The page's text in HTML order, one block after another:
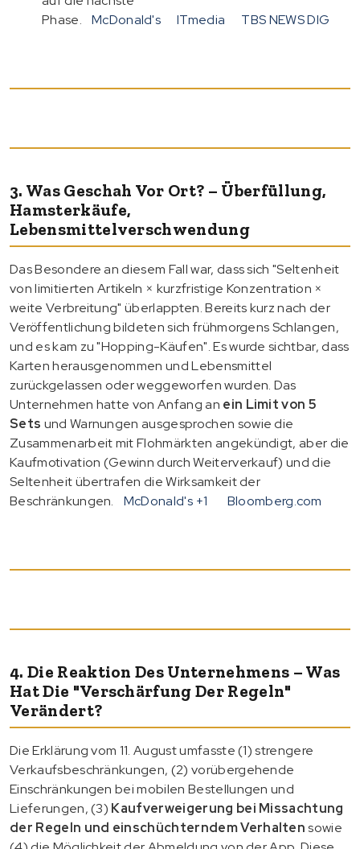
Phase.
McDonald's ITmedia TBS NEWS DIG
3. Was Geschah Vor Ort? – Überfüllung,
Hamsterkäufe,
Lebensmittelverschwendung
Das Besondere an diesem Fall war, dass sich "Seltenheit
von limitierten Artikeln × kurzfristige Konzentration ×
weite Verbreitung" überlappten. Bereits kurz nach der
Veröffentlichung bildeten sich frühmorgens Schlangen,
und es kam zu "Hopping-Käufen". Es wurde sichtbar, dass
Karten herausgenommen und Lebensmittel
zurückgelassen oder weggeworfen wurden. Das
Unternehmen hatte von Anfang an ein Limit von 5
Sets und Warnungen ausgesprochen sowie die
Zusammenarbeit mit Flohmärkten angekündigt, aber die
Kaufmotivation (Gewinn durch Weiterverkauf) und die
Seltenheit übertrafen die Wirksamkeit der
Beschränkungen.
McDonald's +1 Bloomberg.com
4. Die Reaktion Des Unternehmens – Was
Hat Die "Verschärfung Der Regeln"
Verändert?
Die Erklärung vom 11. August umfasste (1) strengere
Verkaufsbeschränkungen, (2) vorübergehende
Einschränkungen bei mobilen Bestellungen und
Lieferungen, (3) Kaufverweigerung bei Missachtung
der Regeln und einschüchterndem Verhaltensowie